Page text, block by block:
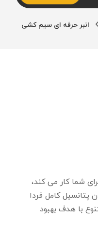
انبر حرفه ای سیم کشی
شما کار می کند،
پتانسیل کامل فردا
با هدف بهبود